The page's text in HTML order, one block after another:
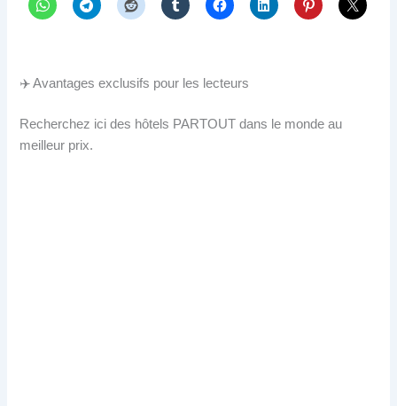
✈️ Avantages exclusifs pour les lecteurs
Recherchez ici des hôtels PARTOUT dans le monde au
meilleur prix.